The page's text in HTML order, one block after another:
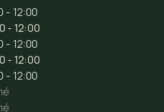
- 12:00
- 12:00
- 12:00
- 12:00
- 12:00